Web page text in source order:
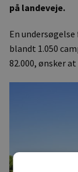
på landeveje.
En
blandt 1.050
82.000, ønsker